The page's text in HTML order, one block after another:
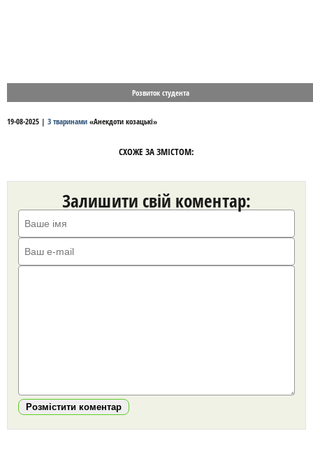
Розвиток студента
19-08-2025 | З тваринами «Анекдоти козацькі»
СХОЖЕ ЗА ЗМІСТОМ:
Залишити свій коментар:
Розмістити коментар